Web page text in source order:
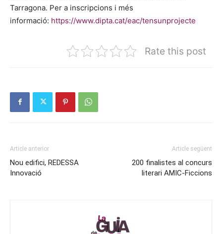
Tarragona. Per a inscripcions i més
informació: https://www.dipta.cat/eac/tensunprojecte
Rate this post
Article anterior
Nou edifici, REDESSA
Innovació
Article següent
200 finalistes al concurs
literari AMIC-Ficcions